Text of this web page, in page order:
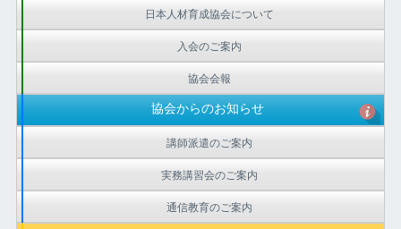
日本人材育成協会について
入会のご案内
協会会報
協会からのお知らせ
講師派遣のご案内
実務講習会のご案内
通信教育のご案内